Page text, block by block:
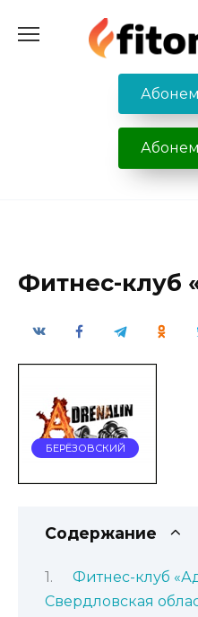
содержанию
Фитнес-клуб
БЕРЁЗОВСКИЙ
Содержание
Фитнес-клуб
Свердловская